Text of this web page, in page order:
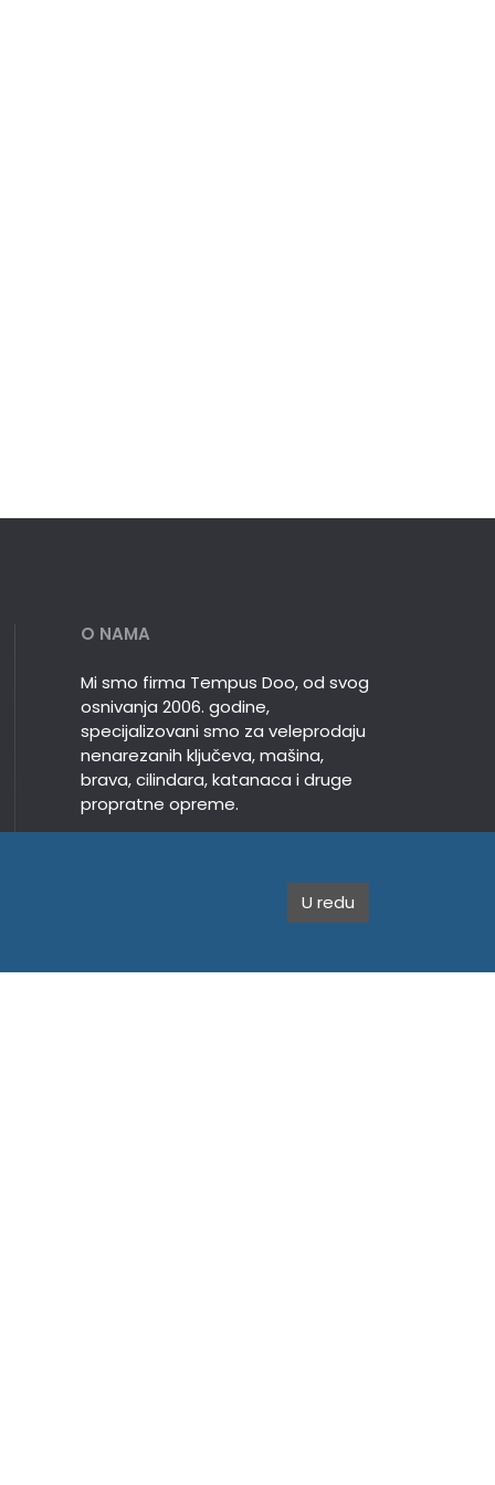
O NAMA
Mi smo firma Tempus Doo, od svog
osnivanja 2006. godine,
specijalizovani smo za veleprodaju
nenarezanih ključeva, mašina,
brava, cilindara, katanaca i druge
propratne opreme.
U redu